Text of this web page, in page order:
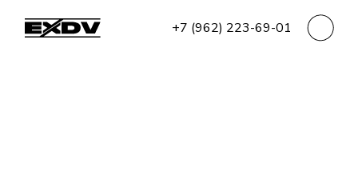
+7 (962) 223-69-01